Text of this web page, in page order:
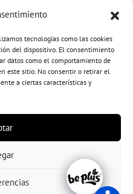
tecnologías como las cookies
del dispositivo. El consentimiento
datos como el comportamiento de
este sitio. No consentir o retirar el
a ciertas características y
Política de cookies
Copyright 2026. BePlus